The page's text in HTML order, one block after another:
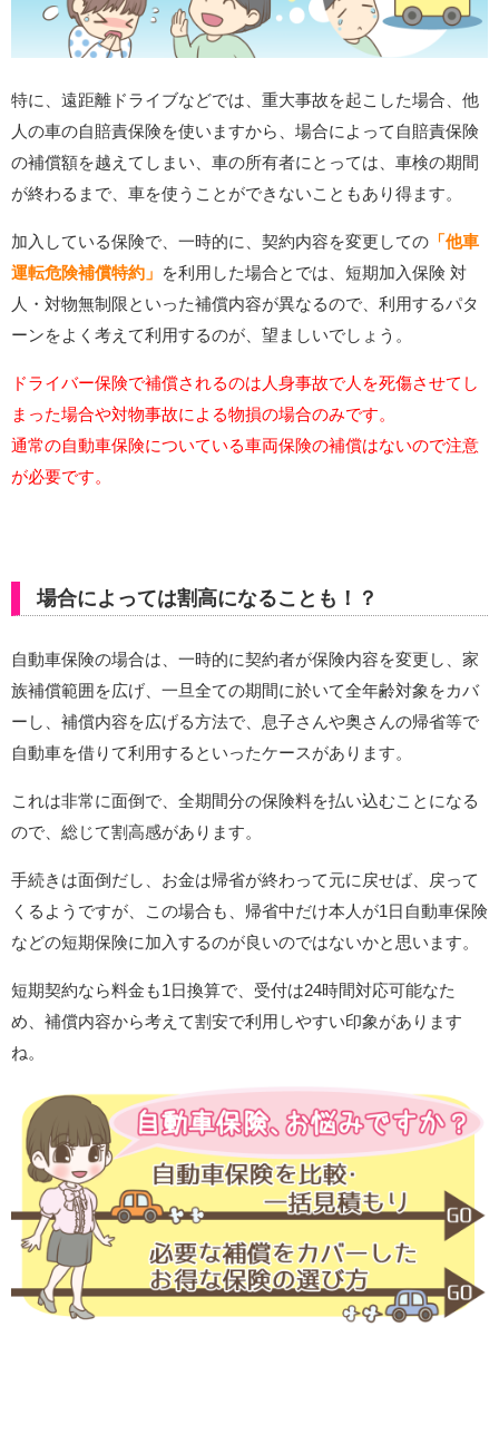
特に、遠距離ドライブなどでは、重大事故を起こした場合、他
人の車の自賠責保険を使いますから、場合によって自賠責保険
の補償額を越えてしまい、車の所有者にとっては、車検の期間
が終わるまで、車を使うことができないこともあり得ます。
加入している保険で、一時的に、契約内容を変更しての 「他車
運転危険補償特約」 を利用した場合とでは、短期加入保険 対
人・対物無制限といった補償内容が異なるので、利用するパタ
ーンをよく考えて利用するのが、望ましいでしょう。
ドライバー保険で補償されるのは人身事故で人を死傷させてし
まった場合や対物事故による物損の場合のみです。
通常の自動車保険についている車両保険の補償はないので注意
が必要です。
場合によっては割高になることも！？
自動車保険の場合は、一時的に契約者が保険内容を変更し、家
族補償範囲を広げ、一旦全ての期間に於いて全年齢対象をカバ
ーし、補償内容を広げる方法で、息子さんや奥さんの帰省等で
自動車を借りて利用するといったケースがあります。
これは非常に面倒で、全期間分の保険料を払い込むことになる
ので、総じて割高感があります。
手続きは面倒だし、お金は帰省が終わって元に戻せば、戻って
くるようですが、この場合も、帰省中だけ本人が1日自動車保険
などの短期保険に加入するのが良いのではないかと思います。
短期契約なら料金も1日換算で、受付は24時間対応可能なた
め、補償内容から考えて割安で利用しやすい印象があります
ね。